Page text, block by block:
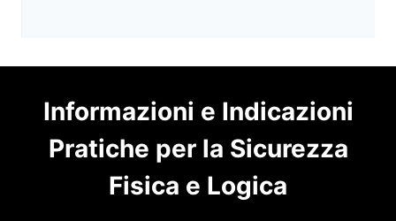
Informazioni e Indicazioni
Pratiche per la Sicurezza
Fisica e Logica